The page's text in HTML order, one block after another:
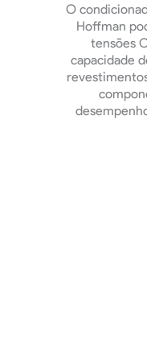
O
Hoffman
tensões
capacidade